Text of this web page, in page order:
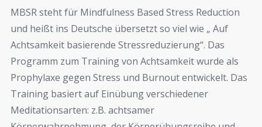
MBSR steht für Mindfulness Based Stress Reduction
und heißt ins Deutsche übersetzt so viel wie „ Auf
Achtsamkeit basierende Stressreduzierung“. Das
Programm zum Training von Achtsamkeit wurde als
Prophylaxe gegen Stress und Burnout entwickelt. Das
Training basiert auf Einübung verschiedener
Meditationsarten: z.B. achtsamer